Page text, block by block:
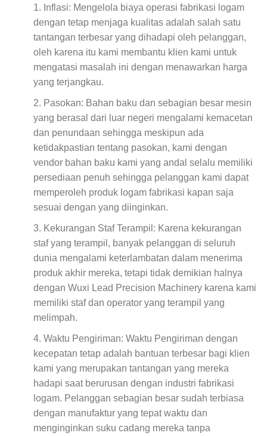
Inflasi: Mengelola biaya operasi fabrikasi logam
dengan tetap menjaga kualitas adalah salah satu
tantangan terbesar yang dihadapi oleh pelanggan,
oleh karena itu kami membantu klien kami untuk
mengatasi masalah ini dengan menawarkan harga
yang terjangkau.
Pasokan: Bahan baku dan sebagian besar mesin
yang berasal dari luar negeri mengalami kemacetan
dan penundaan sehingga meskipun ada
ketidakpastian tentang pasokan, kami dengan
vendor bahan baku kami yang andal selalu memiliki
persediaan penuh sehingga pelanggan kami dapat
memperoleh produk logam fabrikasi kapan saja
sesuai dengan yang diinginkan.
Kekurangan Staf Terampil: Karena kekurangan
staf yang terampil, banyak pelanggan di seluruh
dunia mengalami keterlambatan dalam menerima
produk akhir mereka, tetapi tidak demikian halnya
dengan Wuxi Lead Precision Machinery karena kami
memiliki staf dan operator yang terampil yang
melimpah.
Waktu Pengiriman: Waktu Pengiriman dengan
kecepatan tetap adalah bantuan terbesar bagi klien
kami yang merupakan tantangan yang mereka
hadapi saat berurusan dengan industri fabrikasi
logam. Pelanggan sebagian besar sudah terbiasa
dengan manufaktur yang tepat waktu dan
menginginkan suku cadang mereka tanpa